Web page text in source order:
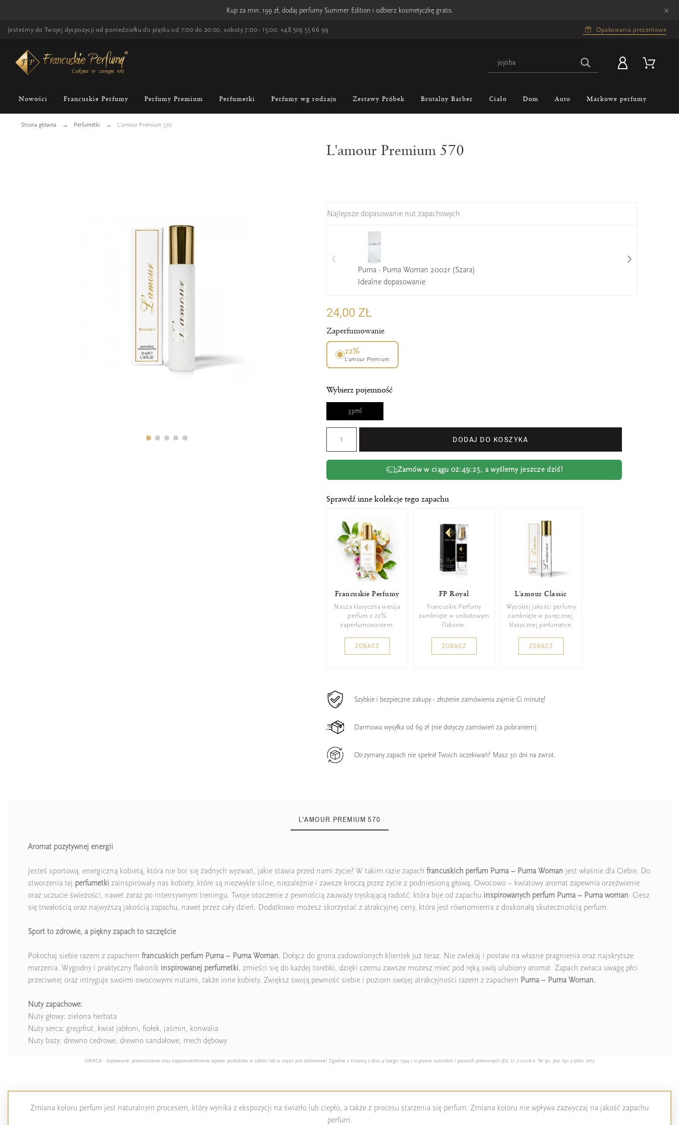
Kup za min. 199 zł, dodaj perfumy Summer Edition i odbierz kosmetyczkę gratis. ×
Jesteśmy do Twojej dyspozycji od poniedziałku do piątku od 7:00 do 20:00, soboty 7:00 - 15:00. +48 509 55 66 99 Opakowania prezentowe
Nowości Francuskie Perfumy Perfumy Premium Perfumetki Perfumy wg rodzaju Zestawy Próbek Brutalny Barber Ciało Dom Auto Markowe perfumy
Strona główna Perfumetki L'amour Premium 570
L'amour Premium 570
Najlepsze dopasowanie nut zapachowych
Puma - Puma Woman 2002r (Szara)
Idealne dopasowanie
24,00 ZŁ
Zaperfumowanie
22%
L’amour Premium
Wybierz pojemność
33ml
DODAJ DO KOSZYKA
Zamów w ciągu 02:49:24, a wyślemy jeszcze dziś!
Sprawdź inne kolekcje tego zapachu
Francuskie Perfumy
Nasza klasyczna wersja
perfum z 22%
zaperfumowaniem.
ZOBACZ
FP Royal
Francuskie Perfumy
zamknięte w unikatowym
flakonie.
ZOBACZ
L'amour Classic
Wysokiej jakości perfumy
zamknięte w poręcznej,
klasycznej perfumetce.
ZOBACZ
Szybkie i bezpieczne zakupy - złożenie zamówienia zajmie Ci minutę!
Darmowa wysyłka od 69 zł (nie dotyczy zamówień za pobraniem)
Otrzymany zapach nie spełnił Twoich oczekiwań? Masz 30 dni na zwrot.
L'AMOUR PREMIUM 570
Aromat pozytywnej energii
Jesteś sportową, energiczną kobietą, która nie boi się żadnych wyzwań, jakie stawia przed nami życie? W takim razie zapach francuskich perfum Puma – Puma Woman jest właśnie dla Ciebie. Do
stworzenia tej perfumetki zainspirowały nas kobiety, które są niezwykle silne, niezależnie i zawsze kroczą przez życie z podniesioną głową. Owocowo – kwiatowy aromat zapewnia orzeźwienie
oraz uczucie świeżości, nawet zaraz po intensywnym treningu. Twoje otoczenie z pewnością zauważy tryskającą radość, która bije od zapachu inspirowanych perfum Puma – Puma woman. Ciesz
się trwałością oraz najwyższą jakością zapachu, nawet przez cały dzień. Dodatkowo możesz skorzystać z atrakcyjnej ceny, która jest równomierna z doskonałą skutecznością perfum.
Sport to zdrowie, a piękny zapach to szczęście
Pokochaj siebie razem z zapachem francuskich perfum Puma – Puma Woman. Dołącz do grona zadowolonych klientek już teraz. Nie zwlekaj i postaw na własne pragnienia oraz najskrytsze
marzenia. Wygodny i praktyczny flakonik inspirowanej perfumetki, zmieści się do każdej torebki, dzięki czemu zawsze możesz mieć pod ręką swój ulubiony aromat. Zapach zwraca uwagę płci
przeciwnej oraz intryguje swoimi owocowymi nutami, także inne kobiety. Zwiększ swoją pewność siebie i poziom swojej atrakcyjności razem z zapachem Puma – Puma Woman.
Nuty zapachowe:
Nuty głowy: zielona herbata
Nuty serca: grejpfrut, kwiat jabłoni, fiołek, jaśmin, konwalia
Nuty bazy: drewno cedrowe, drewno sandałowe, mech dębowy
UWAGA - kopiowanie, przetwarzanie oraz rozpowszechnianie opisów produktów w całości lub w części jest zabronione! Zgodnie z Ustawą z dnia 4 lutego 1994 r. o prawie autorskim i prawach pokrewnych (Dz. U. z 2006 e. Nr 90, poz. 631 z późn. zm.)
Zmiana koloru perfum jest naturalnym procesem, który wynika z ekspozycji na światło lub ciepło, a także z procesu starzenia się perfum. Zmiana koloru nie wpływa zazwyczaj na jakość zapachu
perfum.